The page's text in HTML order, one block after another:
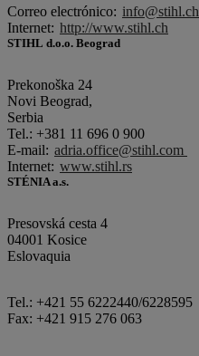
Correo electrónico: info@stihl.ch
Internet: http://www.stihl.ch
STIHL d.o.o. Beograd
Prekonoška 24
Novi Beograd,
Serbia
Tel.: +381 11 696 0 900
E-mail: adria.office@stihl.com
Internet: www.stihl.rs
STÉNIA a.s.
Presovská cesta 4
04001 Kosice
Eslovaquia
Tel.: +421 55 6222440/6228595
Fax: +421 915 276 063